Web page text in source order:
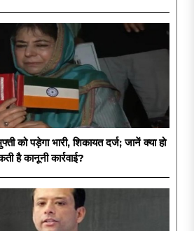
को पड़ेगा भारी, शिकायत दर्ज; जानें क्या हो
है कानूनी कार्रवाई?